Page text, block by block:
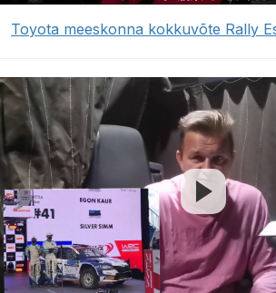
Toyota meeskonna kokkuvõte Rally